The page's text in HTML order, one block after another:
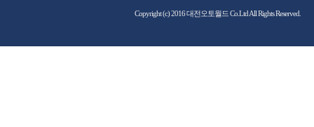
Copyright (c) 2016 대전오토월드 Co.Ltd All Rights Reserved.